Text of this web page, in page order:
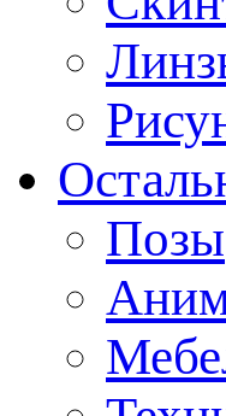
Позы